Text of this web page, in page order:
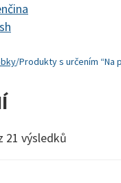
/Produkty s určením “Na
21 výsledků